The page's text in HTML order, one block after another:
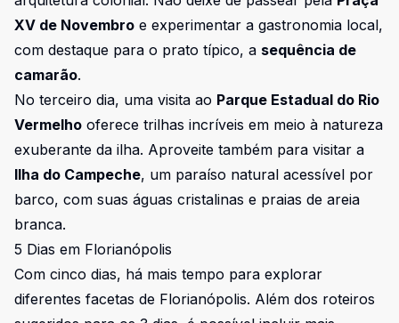
XV de Novembro e experimentar a gastronomia local,
com destaque para o prato típico, a sequência de
camarão.
No terceiro dia, uma visita ao Parque Estadual do Rio
Vermelho oferece trilhas incríveis em meio à natureza
exuberante da ilha. Aproveite também para visitar a
Ilha do Campeche, um paraíso natural acessível por
barco, com suas águas cristalinas e praias de areia
branca.
5 Dias em Florianópolis
Com cinco dias, há mais tempo para explorar
diferentes facetas de Florianópolis. Além dos roteiros